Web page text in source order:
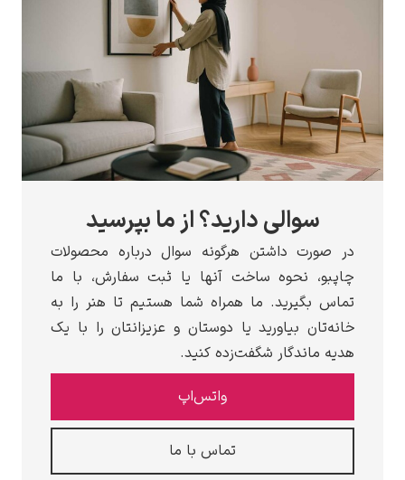
دارید؟ از ما بپرسید
هرگونه سوال درباره محصولات
ساخت آنها یا ثبت سفارش، با ما
ما همراه شما هستیم تا هنر را به
یا دوستان و عزیزانتان را با یک
شگفت‌زده کنید.